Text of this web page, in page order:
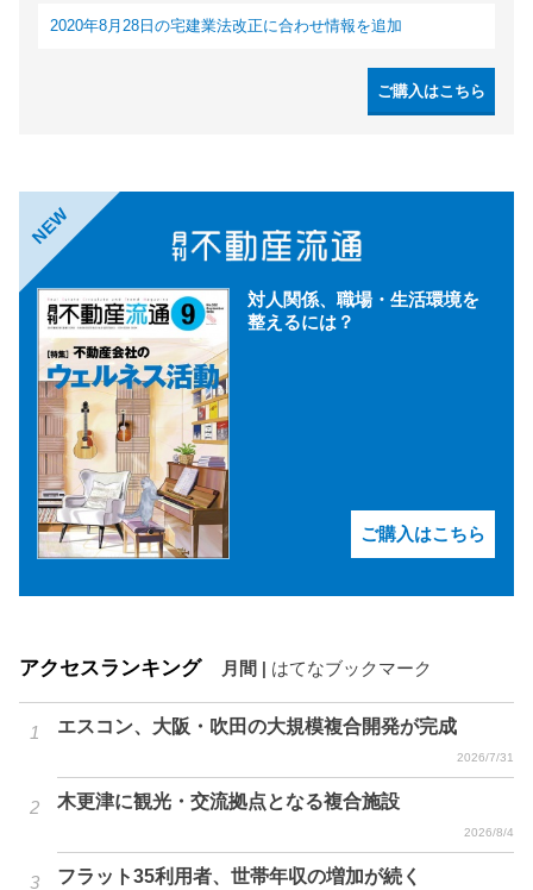
2020年8月28日の宅建業法改正に合わせ情報を追加
ご購入はこちら
NEW
対人関係、職場・生活環境を
整えるには？
ご購入はこちら
アクセスランキング 月間 | はてなブックマーク
エスコン、大阪・吹田の大規模複合開発が完成
2026/7/31
木更津に観光・交流拠点となる複合施設
2026/8/4
フラット35利用者、世帯年収の増加が続く